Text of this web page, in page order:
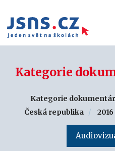
Kategorie
Kategorie
Česká republika
2016